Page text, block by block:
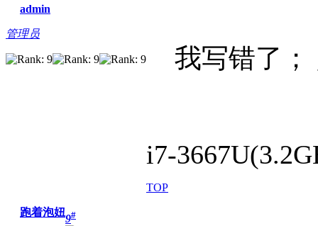
admin
管理员
我写错了；
i7-
TOP
跑着泡妞
9#